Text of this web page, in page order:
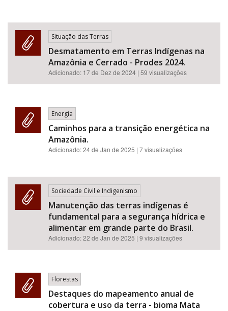
Situação das Terras
Desmatamento em Terras Indígenas na
Amazônia e Cerrado - Prodes 2024.
Adicionado: 17 de Dez de 2024 | 59 visualizações
Energia
Caminhos para a transição energética na
Amazônia.
Adicionado:24 de Jan de 2025 | 7 visualizações
Sociedade Civil e Indigenismo
Manutenção das terras indígenas é
fundamental para a segurança hídrica e
alimentar em grande parte do Brasil.
Adicionado:22 de Jan de 2025 | 9 visualizações
Florestas
Destaques do mapeamento anual de
cobertura e uso da terra - bioma Mata